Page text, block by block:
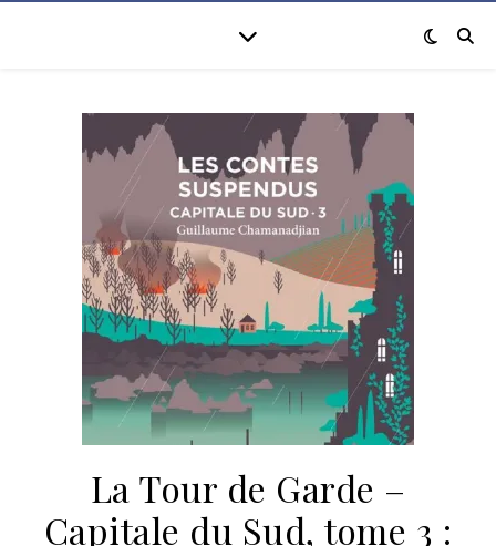
La Tour de Garde –
Capitale du Sud, tome 3 :